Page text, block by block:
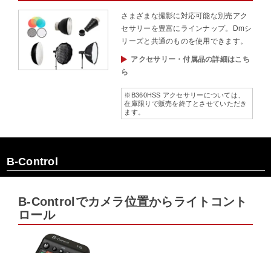
さまざまな撮影に対応可能な別売アク
セサリーを豊富にラインナップ。Dmシ
リーズと共通のものを使用できます。
アクセサリー・付属品の詳細はこち
ら
※B360HSS アクセサリーについては、
在庫限りで販売を終了とさせていただき
ます。
B-Control
B-Controlでカメラ位置からライトコント
ロール